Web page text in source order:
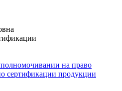
на право
сертификации продукции